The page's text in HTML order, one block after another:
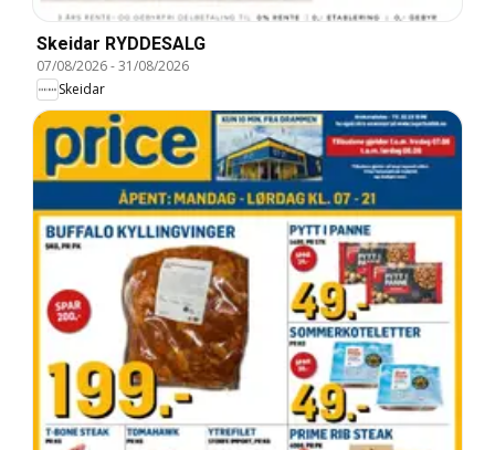
Skeidar RYDDESALG
07/08/2026-31/08/2026
Skeidar